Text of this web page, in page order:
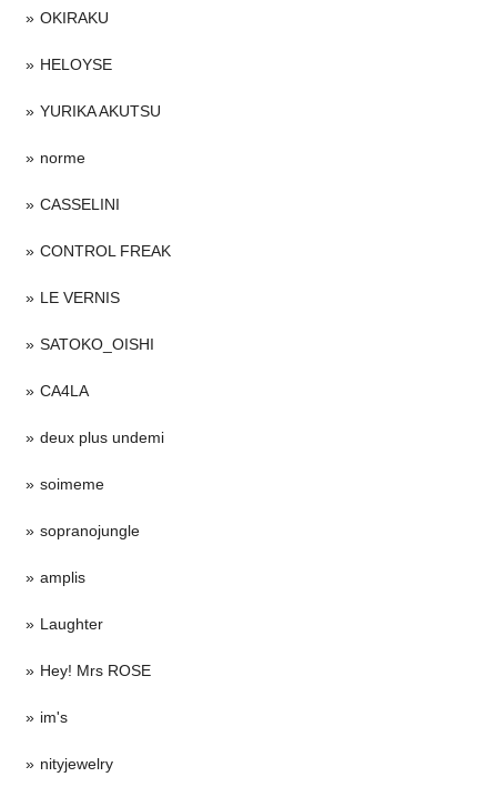
OKIRAKU
HELOYSE
YURIKA AKUTSU
norme
CASSELINI
CONTROL FREAK
LE VERNIS
SATOKO_OISHI
CA4LA
deux plus undemi
soimeme
sopranojungle
amplis
Laughter
Hey! Mrs ROSE
im's
nityjewelry